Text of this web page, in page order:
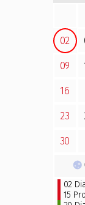
02
09
16
23
30
02
15